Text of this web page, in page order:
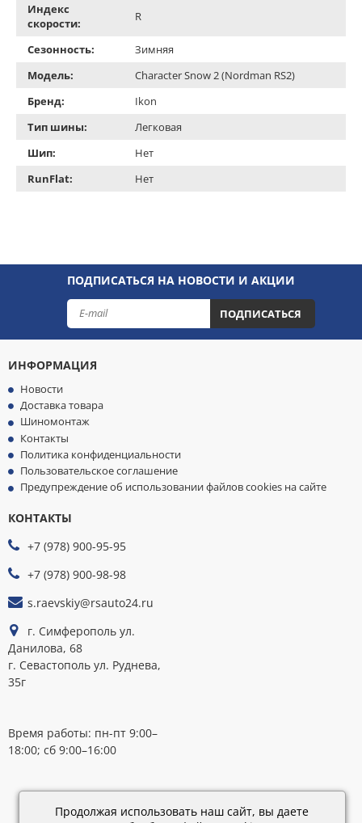
Индекс
скорости:
R
Сезонность:
Зимняя
Модель:
Character Snow 2 (Nordman RS2)
Бренд:
Ikon
Тип шины:
Легковая
Шип:
Нет
RunFlat:
Нет
ПОДПИСАТЬСЯ НА НОВОСТИ И АКЦИИ
ПОДПИСАТЬСЯ
ИНФОРМАЦИЯ
Новости
Доставка товара
Шиномонтаж
Контакты
Политика конфиденциальности
Пользовательское соглашение
Предупреждение об использовании файлов cookies на сайте
КОНТАКТЫ
+7 (978) 900-95-95
+7 (978) 900-98-98
s.raevskiy@rsauto24.ru
г. Симферополь ул.
Данилова, 68
г. Севастополь ул. Руднева,
35г
Время работы: пн-пт 9:00–
18:00; сб 9:00–16:00
Каталог
28.02.2019
Продолжая использовать наш сайт, вы даете